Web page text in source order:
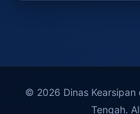
© 2026 Dinas Kearsipan
Tengah.